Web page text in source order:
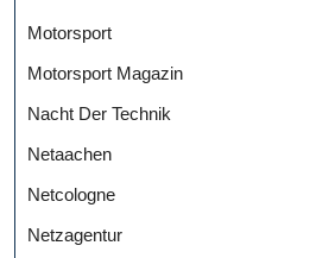
Motorsport
Motorsport Magazin
Nacht Der Technik
Netaachen
Netcologne
Netzagentur